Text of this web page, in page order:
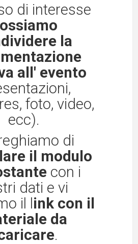
di interesse
la
all' evento
foto, video,
ecc).
di
il modulo
con i
dati e vi
il link con il
da
.